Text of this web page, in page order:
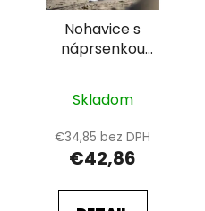
Nohavice s
náprsenkou
Skladom
€34,85 bez DPH
€42,86